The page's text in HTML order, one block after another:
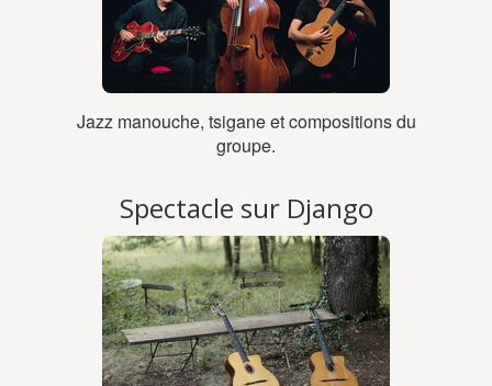
Jazz manouche, tsigane et compositions du
groupe.
Spectacle sur Django